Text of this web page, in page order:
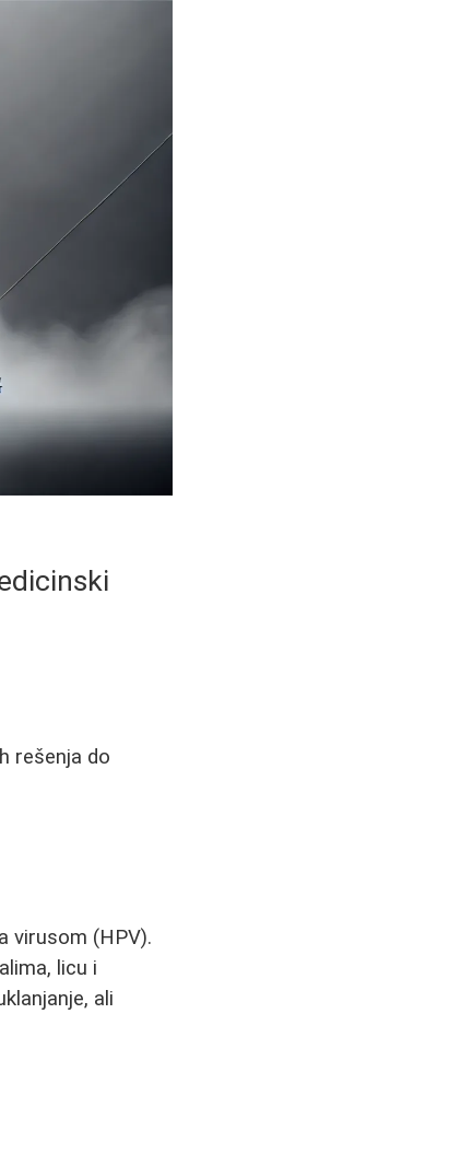
rešenja do
virusom (HPV).
licu i
ali